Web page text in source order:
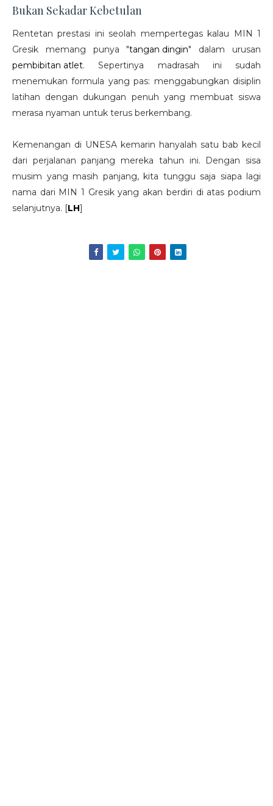
Bukan Sekadar Kebetulan
Rentetan prestasi ini seolah mempertegas kalau MIN 1
Gresik memang punya "tangan dingin" dalam urusan
pembibitan atlet. Sepertinya madrasah ini sudah
menemukan formula yang pas: menggabungkan disiplin
latihan dengan dukungan penuh yang membuat siswa
merasa nyaman untuk terus berkembang.
Kemenangan di UNESA kemarin hanyalah satu bab kecil
dari perjalanan panjang mereka tahun ini. Dengan sisa
musim yang masih panjang, kita tunggu saja siapa lagi
nama dari MIN 1 Gresik yang akan berdiri di atas podium
selanjutnya. [LH]